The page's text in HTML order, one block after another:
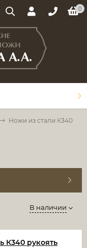
0
Ножи из стали К340
В наличии
К340 рукоять